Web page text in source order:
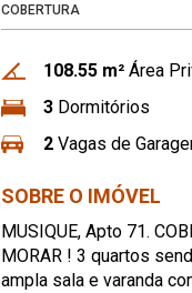
COBERTURA
108.55 m² Área
3 Dormitórios
2 Vagas de
SOBRE O IMÓVEL
MUSIQUE, Apto 71.
MORAR ! 3 quartos
ampla sala e varanda